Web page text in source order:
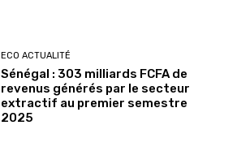
ECO ACTUALITÉ
Sénégal : 303 milliards FCFA de
revenus générés par le secteur
extractif au premier semestre
2025